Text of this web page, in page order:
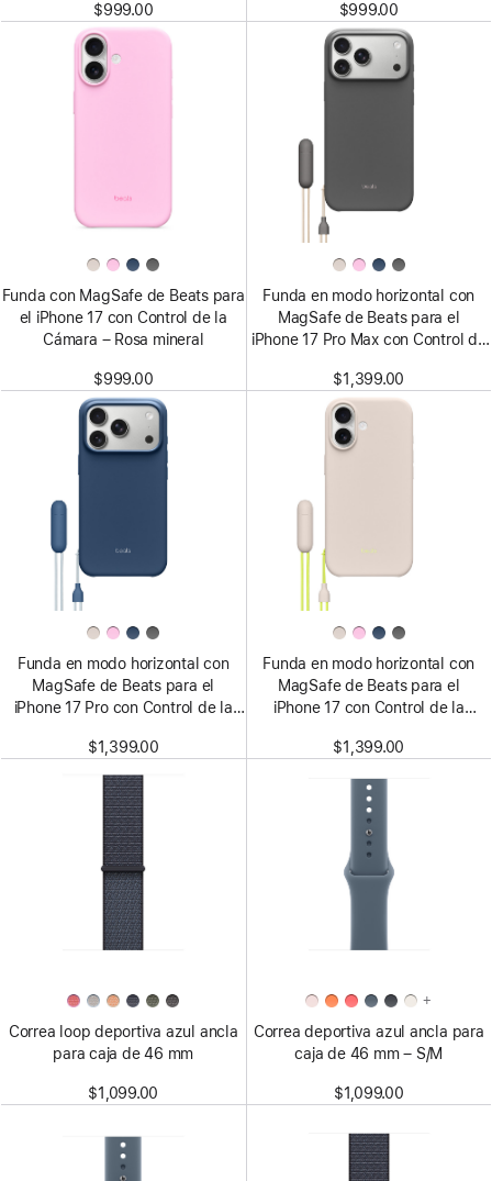
$999.00 $999.00
Funda con MagSafe de Beats para
el iPhone 17 con Control de la
Cámara – Rosa mineral
$999.00
Funda en modo horizontal con
MagSafe de Beats para el
iPhone 17 Pro Max con Control de
$1,399.00
Funda en modo horizontal con
MagSafe de Beats para el
iPhone 17 Pro con Control de la
$1,399.00
Funda en modo horizontal con
MagSafe de Beats para el
iPhone 17 con Control de la
$1,399.00
Correa loop deportiva azul ancla
para caja de 46 mm
$1,099.00
+
Correa deportiva azul ancla para
caja de 46 mm – S/M
$1,099.00